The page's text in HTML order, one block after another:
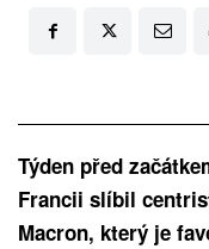
Týden před
Francii slíbil
Macron, který je